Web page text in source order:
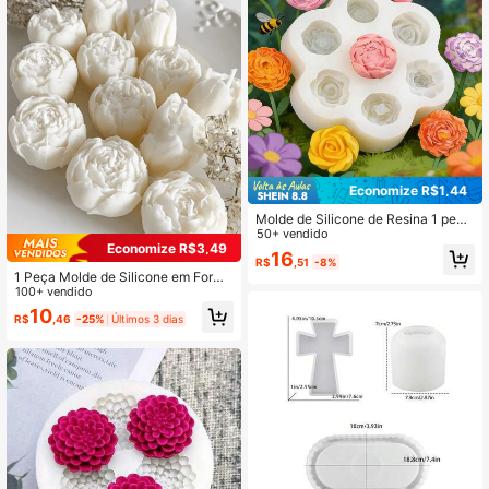
Economize R$3,49
1 Peça Molde de Silicone em Forma
de Flor de Peônia, Molde de Decora
ção de Vela 3D, Molde em Forma de
Flor Redonda para Artesanato DIY
100+ vendido
R$10,46 -25% Últimos 3 dias
Economize R$1,44
Molde de Silicone de Resina 1 peç
a/2 peças Mini Molde de Vela 3D R
osa Molde de Peônia Molde de Argil
a Gesso Molde de Cravo DIY Decor
50+ vendido
R$16 ,51 -8%